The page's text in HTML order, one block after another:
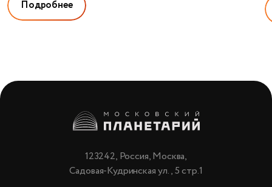
Подробнее
123242, Россия, Москва,
Садовая-Кудринская ул., 5 стр.1